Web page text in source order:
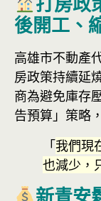
後開工、
高雄市不動產
房政策持續延
商為避免庫存
告預算」策略
「我們現
也減少，